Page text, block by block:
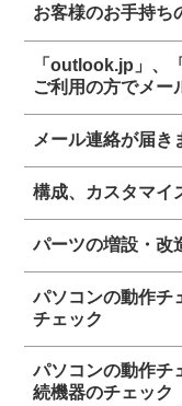
お客様のお手持ち
「outlook.jp」、
ご利用の方でメー
メール連絡が届き
構成、カスタマイ
パーツの増設・改
パソコンの動作チ
チェック
パソコンの動作チ
続機器のチェック